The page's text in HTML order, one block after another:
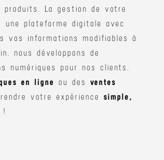
produits. La gestion de votre
plateforme digitale avec
vos informations modifiables à
nous développons de
numériques pour nos clients,
en ligne ou des ventes
votre expérience simple,
!